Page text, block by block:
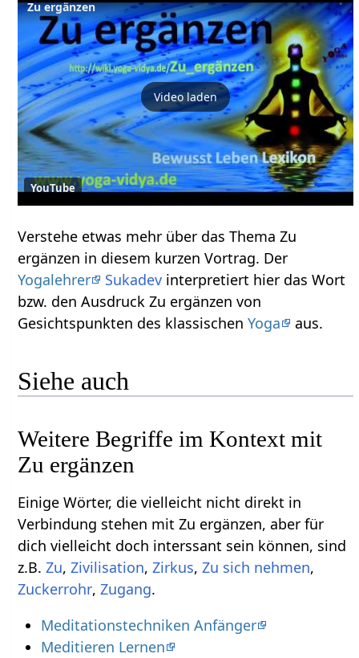
Zu ergänzen
Video laden
YouTube
Verstehe etwas mehr über das Thema Zu
ergänzen in diesem kurzen Vortrag. Der
Yogalehrer
Sukadev interpretiert hier das Wort
bzw. den Ausdruck Zu ergänzen von
Gesichtspunkten des klassischenYoga aus.
Siehe auch
Weitere Begriffe im Kontext mit
Zu ergänzen
Einige Wörter, die vielleicht nicht direkt in
Verbindung stehen mit Zu ergänzen, aber für
dich vielleicht doch interssant sein können, sind
z.B.
, , ,
,
,
.
Meditationstechniken Anfänger
Meditieren Lernen